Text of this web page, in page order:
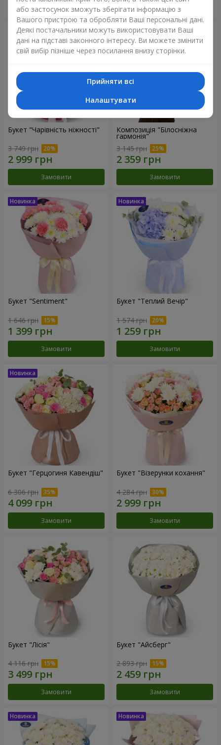
Замовити
Букет "Чарівність ніжності"
3 749 грн
Замовити
Композиція "Білосніжна
гармонія"
3 145 грн
Замовити
Букет "Sentiment"
1 646 грн
Замовити
Букет "Теплий Вечір"
1 574 грн
Замовити
Букет "Герцогиня Кавендіш"
6 306 грн
Замовити
Букет "Візерунки кохання"
4 284 грн
Замовити
Букет "Лісія"
4 116 грн
Замовити
Букет "Айсберг"
2 893 грн
Замовити
або застосунок зможуть зберігати інформацію з
Вашого пристрою та обробляти Ваші персональні дані.
Деякі постачальники можуть використовувати Ваші
дані на підставі законного інтересу. Ви можете змінити
свій вибір пізніше через посилання внизу сторінки.
Прийняти всі
Налаштувати